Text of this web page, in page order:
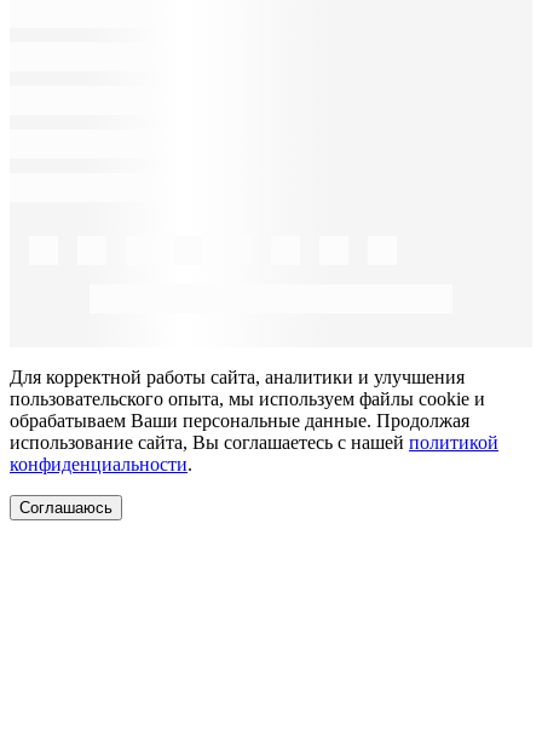
Для корректной работы сайта, аналитики и улучшения
пользовательского опыта, мы используем файлы cookie и
обрабатываем Ваши персональные данные. Продолжая
использование сайта, Вы соглашаетесь с нашей политикой
конфиденциальности.
Соглашаюсь